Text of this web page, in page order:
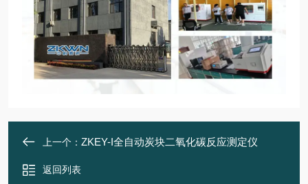
上一个： ZKEY-I全自动炭块二氧化碳反应测定仪
返回列表